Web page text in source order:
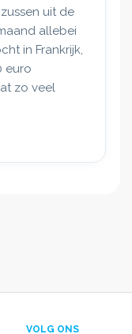
uit de
allebei
in Frankrijk,
euro
zo veel
VOLG ONS